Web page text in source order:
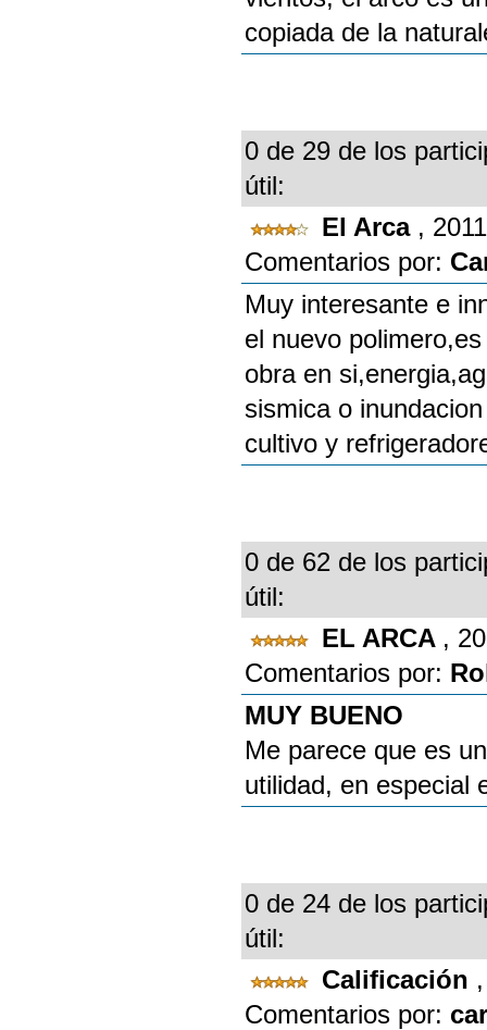
copiada de la
0 de 29 de los
útil:
El Arca ,
Comentarios por:
Muy interesante e
el nuevo
obra en
sismica o
cultivo y
0 de 62 de los
útil:
EL ARCA ,
Comentarios por:
MUY BUENO
Me parece que es
utilidad, en especial
0 de 24 de los
útil:
Calificación
Comentarios por: